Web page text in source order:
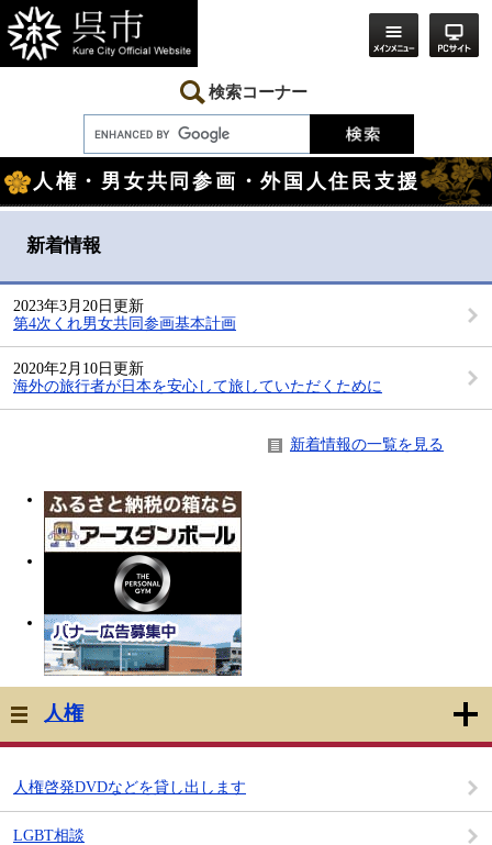
ー
ジ
の
ニ
ュ
ー
て
本
文
検索コーナー
文
人権・男女共同参画・外国人住民支援
新着情報
2023年3月20日更新
第4次くれ男女共同参画基本計画
2020年2月10日更新
海外の旅行者が日本を安心して旅していただくために
新着情報の一覧を見る
人権
人権啓発DVDなどを貸し出します
LGBT相談